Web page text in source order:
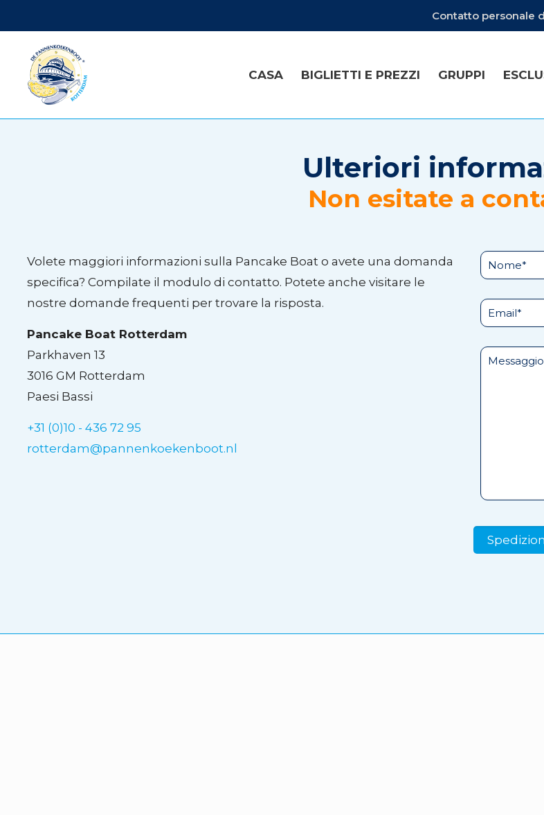
Contatto personale
CASA BIGLIETTI E PREZZI GRUPPI
Ulteriori
Non esitate a
Volete maggiori informazioni sulla Pancake Boat o avete una domanda
specifica? Compilate il modulo di contatto. Potete anche visitare le
nostre domande frequenti per trovare la risposta.
Pancake Boat Rotterdam
Parkhaven 13
3016 GM Rotterdam
Paesi Bassi
+31 (0)10 - 436 72 95
rotterdam@pannenkoekenboot.nl